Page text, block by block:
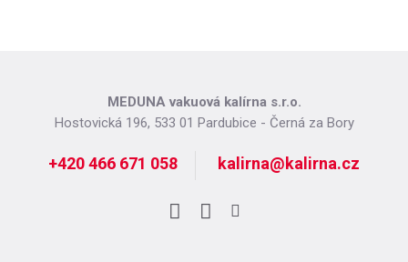
MEDUNA vakuová kalírna s.r.o.
Hostovická 196, 533 01 Pardubice - Černá za Bory
+420 466 671 058 kalirna@kalirna.cz
Facebook
LinkedIn